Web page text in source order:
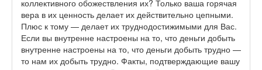
коллективного обожествления их? Только ваша горячая
вера в их ценность делает их действительно цепными.
Плюс к тому — делает их труднодостижимыми для Вас.
Если вы внутренне настроены на то, что деньги добыть
внутренне настроены на то, что деньги добыть трудно —
то нам их добыть трудно. Факты, подтверждающие вашу